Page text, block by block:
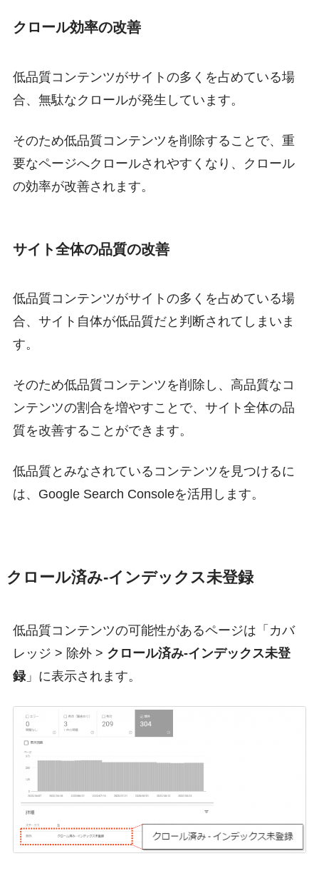
クロール効率の改善
低品質コンテンツがサイトの多くを占めている場
合、無駄なクロールが発生しています。
そのため低品質コンテンツを削除することで、重
要なページへクロールされやすくなり、クロール
の効率が改善されます。
サイト全体の品質の改善
低品質コンテンツがサイトの多くを占めている場
合、サイト自体が低品質だと判断されてしまいま
す。
そのため低品質コンテンツを削除し、高品質なコ
ンテンツの割合を増やすことで、サイト全体の品
質を改善することができます。
低品質とみなされているコンテンツを見つけるに
は、Google Search Consoleを活用します。
クロール済み-インデックス未登録
低品質コンテンツの可能性があるページは「カバ
レッジ > 除外 > クロール済み-インデックス未登
録」に表示されます。